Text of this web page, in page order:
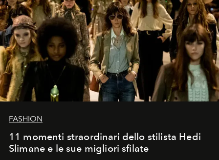
FASHION
11 momenti straordinari dello stilista Hedi
Slimane e le sue migliori sfilate